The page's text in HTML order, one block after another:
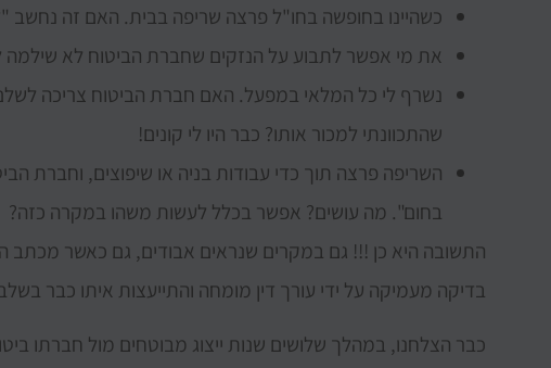
כשהיינו בחופשה בחו"ל פרצה שריפה בבית. האם זה נחשב
את מי אפשר לתבוע על הנזקים שחברת הביטוח לא שילמה
נשרף לי כל המלאי במפעל. האם חברת הביטוח צריכה
שהתכוונתי למכור אותו? כבר היו לי קונים!
השריפה פרצה תוך כדי עבודות בניה או שיפוצים, וחברת
בחום". מה עושים? אפשר בכלל לעשות משהו במקרה כזה?
התשובה היא כן !!! גם במקרים שנראים אבודים, גם כאשר מכתב
בדיקה מעמיקה על ידי עורך דין מומחה והתייעצות איתו כבר
כבר הצלחנו, במהלך שלושים שנות ייצוג מבוטחים מול חברתו